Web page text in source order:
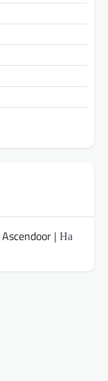
Ascendoor | На